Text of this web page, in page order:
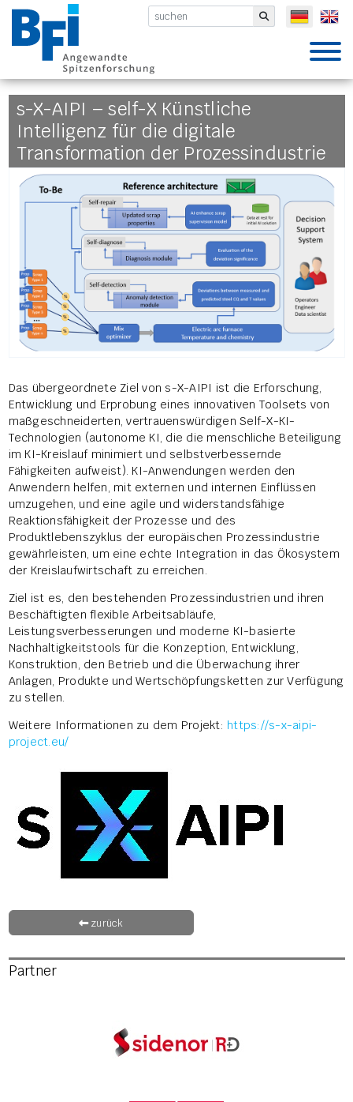
BFI VDEh- Submit
s-X-AIPI – self-X Künstliche
Intelligenz für die digitale
Transformation der Prozessindustrie
Das übergeordnete Ziel von s-X-AIPI ist die Erforschung,
Entwicklung und Erprobung eines innovativen Toolsets von
maßgeschneiderten, vertrauenswürdigen Self-X-KI-
Technologien (autonome KI, die die menschliche Beteiligung
im KI-Kreislauf minimiert und selbstverbessernde
Fähigkeiten aufweist). KI-Anwendungen werden den
Anwendern helfen, mit externen und internen Einflüssen
umzugehen, und eine agile und widerstandsfähige
Reaktionsfähigkeit der Prozesse und des
Produktlebenszyklus der europäischen Prozessindustrie
gewährleisten, um eine echte Integration in das Ökosystem
der Kreislaufwirtschaft zu erreichen.
Ziel ist es, den bestehenden Prozessindustrien und ihren
Beschäftigten flexible Arbeitsabläufe,
Leistungsverbesserungen und moderne KI-basierte
Nachhaltigkeitstools für die Konzeption, Entwicklung,
Konstruktion, den Betrieb und die Überwachung ihrer
Anlagen, Produkte und Wertschöpfungsketten zur Verfügung
zu stellen.
Weitere Informationen zu dem Projekt: https://s-x-aipi-
project.eu/
zurück
Partner